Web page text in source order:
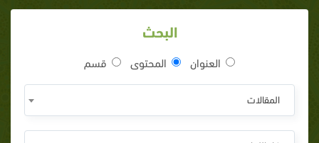
البحث
العنوان المحتوى قسم
المقالات